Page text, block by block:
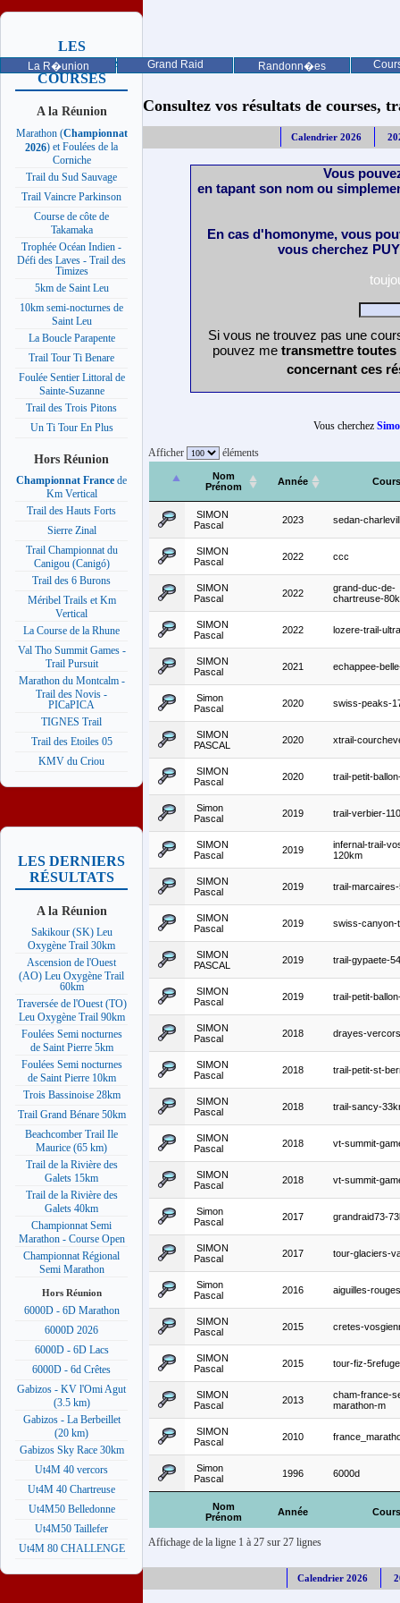
La R�union Grand Raid Randonn�es
LES
PROCHAINES
COURSES
A la Réunion
Marathon (Championnat
2026) et Foulées de la
Corniche
Trail du Sud Sauvage
Trail Vaincre Parkinson
Course de côte de
Takamaka
Trophée Océan Indien -
Défi des Laves - Trail des
Timizes
5km de Saint Leu
10km semi-nocturnes de
Saint Leu
La Boucle Parapente
Trail Tour Ti Benare
Foulée Sentier Littoral de
Sainte-Suzanne
Trail des Trois Pitons
Un Ti Tour En Plus
Hors Réunion
Championnat France de
Km Vertical
Trail des Hauts Forts
Sierre Zinal
Trail Championnat du
Canigou (Canigó)
Trail des 6 Burons
Méribel Trails et Km
Vertical
La Course de la Rhune
Val Tho Summit Games -
Trail Pursuit
Marathon du Montcalm -
Trail des Novis -
PICaPICA
TIGNES Trail
Trail des Etoiles 05
KMV du Criou
LES DERNIERS
RÉSULTATS
A la Réunion
Sakikour (SK) Leu
Oxygène Trail 30km
Ascension de l'Ouest
(AO) Leu Oxygène Trail
60km
Traversée de l'Ouest (TO)
Leu Oxygène Trail 90km
Foulées Semi nocturnes
de Saint Pierre 5km
Foulées Semi nocturnes
de Saint Pierre 10km
Trois Bassinoise 28km
Trail Grand Bénare 50km
Beachcomber Trail Ile
Maurice (65 km)
Trail de la Rivière des
Galets 15km
Trail de la Rivière des
Galets 40km
Championnat Semi
Marathon - Course Open
Championnat Régional
Semi Marathon
Hors Réunion
6000D - 6D Marathon
6000D 2026
6000D - 6D Lacs
6000D - 6d Crêtes
Gabizos - KV l'Omi Agut
(3.5 km)
Gabizos - La Berbeillet
(20 km)
Gabizos Sky Race 30km
Ut4M 40 vercors
Ut4M 40 Chartreuse
Ut4M50 Belledonne
Ut4M50 Taillefer
Ut4M 80 CHALLENGE
Consultez vos résultats de courses,
Calendrier 2026
Vous
en tapant son nom ou
En cas d'homonyme, vous
vous cherchez
Si vous ne trouvez pas une
pouvez me transmettre
concernant ces
Vous cherchez
Afficher éléments
Nom
Prénom
Année
Nom
Prénom
Année
SIMON
Pascal
2023 sedan-
SIMON
Pascal
2022 ccc
SIMON
Pascal
2022
grand-duc-de-
chartreuse-
SIMON
Pascal
2022 lozere-trail-ultra
SIMON
Pascal
2021 echappee-
Simon
Pascal
2020 swiss-peaks-
SIMON
PASCAL
2020 xtrail-
SIMON
Pascal
2020 trail-petit-
Simon
Pascal
2019 trail-verbier-
SIMON
Pascal
2019
infernal-trail-
120km
SIMON
Pascal
2019 trail-
SIMON
Pascal
2019 swiss-canyon-
SIMON
PASCAL
2019 trail-gypaete-
SIMON
Pascal
2019 trail-petit-
SIMON
Pascal
2018 drayes-
SIMON
Pascal
2018 trail-petit-st-
SIMON
Pascal
2018 trail-sancy-
SIMON
Pascal
2018 vt-summit-
SIMON
Pascal
2018 vt-summit-
Simon
Pascal
2017 grandraid73-
SIMON
Pascal
2017 tour-glaciers-
Simon
Pascal
2016 aiguilles-
SIMON
Pascal
2015 cretes-
SIMON
Pascal
2015 tour-fiz-
SIMON
Pascal
2013
cham-france-
marathon-m
SIMON
Pascal
2010
Simon
Pascal
1996 6000d
Affichage de la ligne 1 à 27 sur 27 lignes
Calendrier 2026